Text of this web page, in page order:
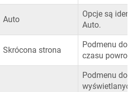
Auto
Opcje są
Auto.
Skrócona strona
Podmenu do
czasu
Podmenu do